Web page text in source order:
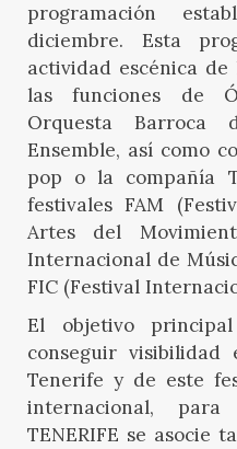
programación
diciembre. Esta
actividad escénica
las funciones de
Orquesta Barroca
Ensemble, así como
pop o la compañía
festivales FAM
Artes del
Internacional de
FIC (Festival
El objetivo
conseguir
Tenerife y de este
internacional,
TENERIFE se asocie